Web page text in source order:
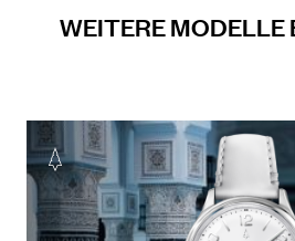
WEITERE MODELLE